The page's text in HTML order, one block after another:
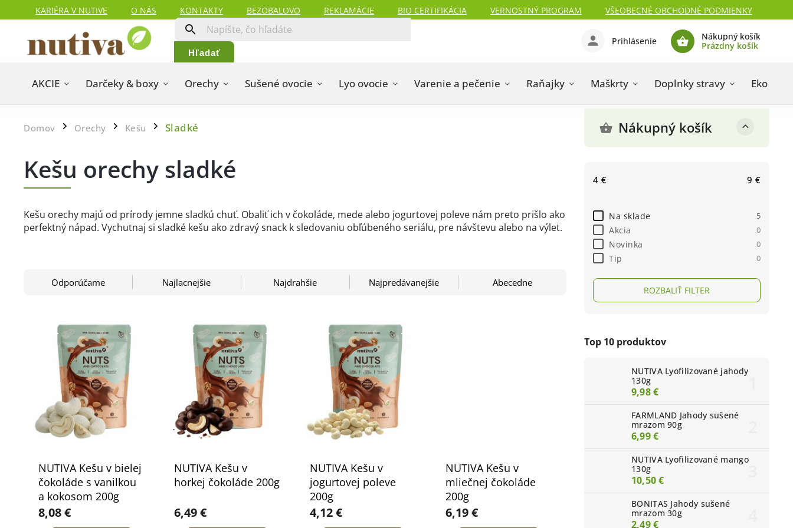
KARIÉRA V NUTIVE O NÁS KONTAKTY BEZOBALOVO REKLAMÁCIE BIO CERTIFIKÁCIA VERNOSTNÝ PROGRAM
VŠEOBECNÉ OBCHODNÉ PODMIENKY
HODNOTENIA ZÁKAZNÍKOV
MAPA SERVERU
Hľadať
Nákupný košík
Prázdny košík
Prihlásenie
AKCIE Darčeky & boxy Orechy Sušené ovocie Lyo ovocie Varenie a pečenie Raňajky Maškrty Doplnky stravy Eko
Domov / Orechy / Kešu / Sladké Nákupný košík
4 € 9 €
Na sklade 5
Akcia 0
Novinka 0
Tip 0
ROZBALIŤ FILTER
Top 10 produktov
NUTIVA Lyofilizované jahody
130g
9,98 €
FARMLAND Jahody sušené
mrazom 90g
6,99 €
NUTIVA Lyofilizované mango
130g
10,50 €
BONITAS Jahody sušené
mrazom 30g
2,49 €
Kešu orechy sladké
Kešu orechy majú od prírody jemne sladkú chuť. Obaliť ich v čokoláde, mede alebo jogurtovej poleve nám preto prišlo ako
perfektný nápad. Vychutnaj si sladké kešu ako zdravý snack k sledovaniu obľúbeného seriálu, pre návštevu alebo na výlet.
Odporúčame Najlacnejšie Najdrahšie Najpredávanejšie Abecedne
NUTIVA Kešu v bielej
čokoláde s vanilkou
a kokosom 200g
8,08 €
NUTIVA Kešu v
horkej čokoláde 200g
6,49 €
NUTIVA Kešu v
jogurtovej poleve
200g
4,12 €
NUTIVA Kešu v
mliečnej čokoláde
200g
6,19 €